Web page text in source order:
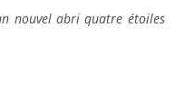
nouvel abri quatre étoiles